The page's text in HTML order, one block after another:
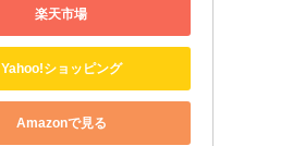
楽天市場
Yahoo!ショッピング
Amazonで見る